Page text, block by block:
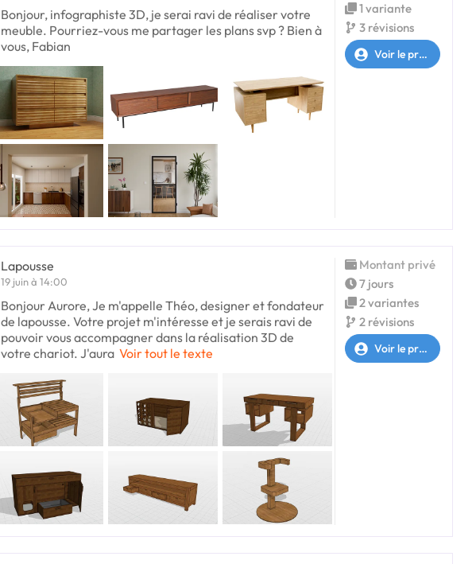
Bonjour, infographiste 3D, je serai ravi de réaliser votre
meuble. Pourriez-vous me partager les plans svp ? Bien à
vous, Fabian
1 variante
3 révisions
Voir le profil
Lapousse
19 juin à 14:00
Bonjour Aurore, Je m'appelle Théo, designer et fondateur
de lapousse. Votre projet m'intéresse et je serais ravi de
pouvoir vous accompagner dans la réalisation 3D de
votre chariot. J'aura Voir tout le texte
Montant privé
7 jours
2 variantes
2 révisions
Voir le profil